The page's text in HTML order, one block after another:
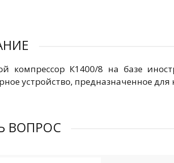
компрессор К1400/8 на базе
устройство, предназначенное для
ВОПРОС